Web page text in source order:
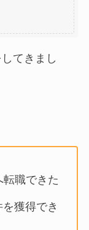
てきまし
職できた
獲得でき